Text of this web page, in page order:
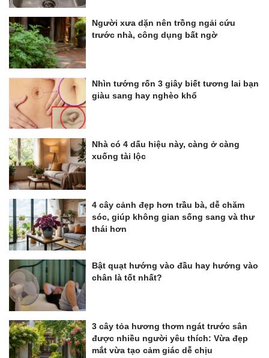
Người xưa dặn nên trồng ngải cứu
trước nhà, công dụng bất ngờ
Nhìn tướng rốn 3 giây biết tương lai bạn
giàu sang hay nghèo khổ
Nhà có 4 dấu hiệu này, càng ở càng
xuống tài lộc
4 cây cảnh đẹp hơn trầu bà, dễ chăm
sóc, giúp không gian sống sang và thư
thái hơn
Bật quạt hướng vào đầu hay hướng vào
chân là tốt nhất?
3 cây tỏa hương thơm ngát trước sân
được nhiều người yêu thích: Vừa đẹp
mắt vừa tạo cảm giác dễ chịu